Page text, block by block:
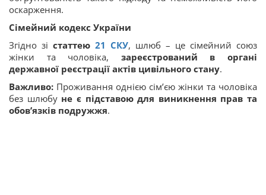
оскарження.
Сімейний кодекс України
Згідно зі статтею 21 СКУ, шлюб – це сімейний союз
жінки та чоловіка, зареєстрований в органі
державної реєстрації актів цивільного стану.
Важливо: Проживання однією сім’єю жінки та чоловіка
без шлюбу не є підставою для виникнення прав та
обов’язків подружжя.